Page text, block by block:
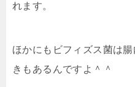
れます。
ほかにもビフィズス菌は
きもあるんですよ＾＾